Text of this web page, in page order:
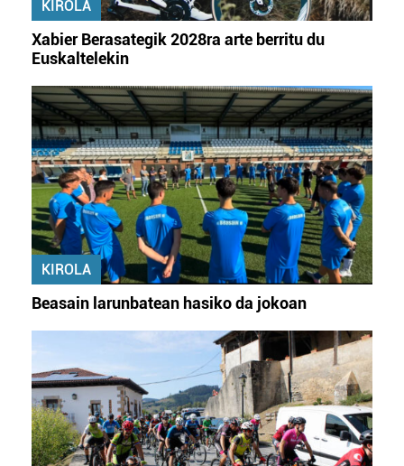
KIROLA
Xabier Berasategik 2028ra arte berritu du
Euskaltelekin
KIROLA
Beasain larunbatean hasiko da jokoan